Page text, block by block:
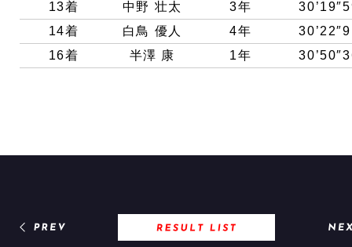
13着 中野 壮太 3年
14着 白鳥 優人 4年
16着 半澤 康 1年